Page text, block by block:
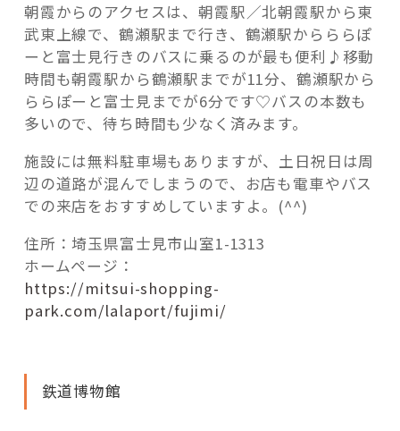
朝霞からのアクセスは、朝霞駅／北朝霞駅から東
武東上線で、鶴瀬駅まで行き、鶴瀬駅からららぽ
ーと富士見行きのバスに乗るのが最も便利♪移動
時間も朝霞駅から鶴瀬駅までが11分、鶴瀬駅から
ららぽーと富士見までが6分です♡バスの本数も
多いので、待ち時間も少なく済みます。
施設には無料駐車場もありますが、土日祝日は周
辺の道路が混んでしまうので、お店も電車やバス
での来店をおすすめしていますよ。(^^)
住所：埼玉県富士見市山室1-1313
ホームページ：
https://mitsui-shopping-
park.com/lalaport/fujimi/
鉄道博物館